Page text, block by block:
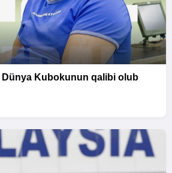
Dünya Kubokunun qalibi olub